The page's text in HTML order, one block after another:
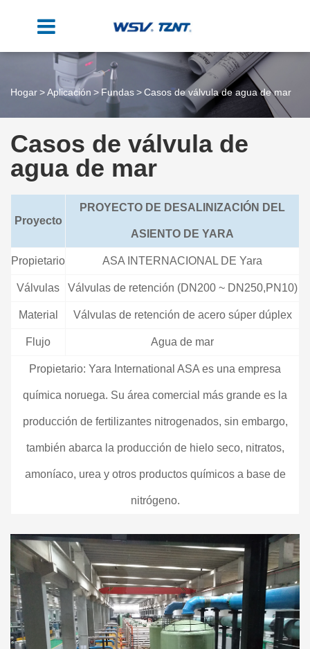
Hogar Aplicación Fundas Casos de válvula de agua de mar
Casos de válvula de
agua de mar
Proyecto
PROYECTO DE DESALINIZACIÓN DEL
ASIENTO DE YARA
Propietario ASA INTERNACIONAL DE Yara
Válvulas Válvulas de retención (DN200 ~ DN250,PN10)
Material Válvulas de retención de acero súper dúplex
Flujo Agua de mar
Propietario: Yara International ASA es una empresa
química noruega. Su área comercial más grande es la
producción de fertilizantes nitrogenados, sin embargo,
también abarca la producción de hielo seco, nitratos,
amoníaco, urea y otros productos químicos a base de
nitrógeno.